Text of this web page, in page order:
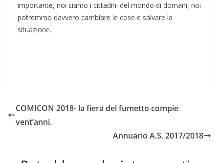
importante, noi siamo i cittadini del mondo di domani, noi
potremmo davvero cambiare le cose e salvare la
situazione.
COMICON 2018- la fiera del fumetto compie
vent’anni.
Annuario A.S. 2017/2018